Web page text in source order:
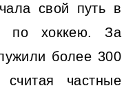
свой путь в
по хоккею. За
более 300
частные